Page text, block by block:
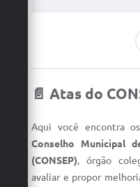
Normas e Legislação
Diário Oficial
Convênios Terceiro
📄 Atas do
Aqui você encontra
Conselho Municipal
(CONSEP), órgão
avaliar e propor